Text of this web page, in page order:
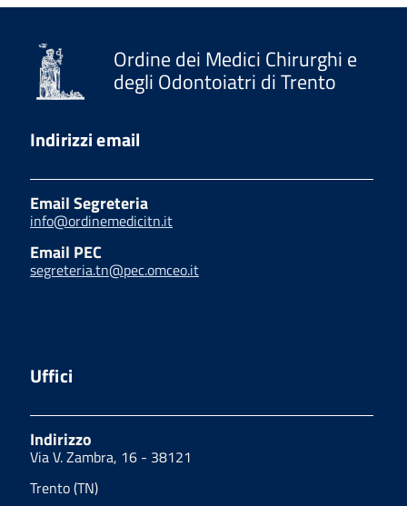
Ordine dei Medici Chirurghi e
degli Odontoiatri di Trento
Indirizzi email
Email Segreteria
info@ordinemedicitn.it
Email PEC
segreteria.tn@pec.omceo.it
Uffici
Indirizzo
Via V. Zambra, 16 - 38121
Trento (TN)